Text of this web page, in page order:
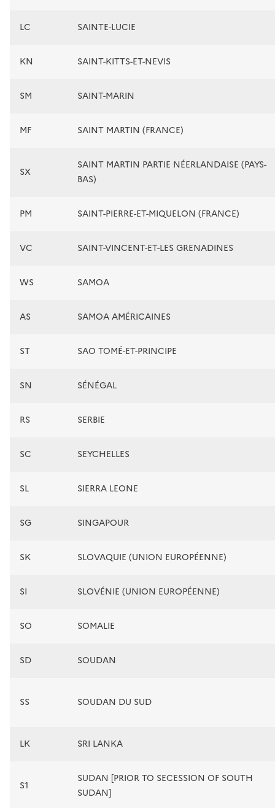
LC SAINTE-LUCIE
KN SAINT-KITTS-ET-NEVIS
SM SAINT-MARIN
MF SAINT MARTIN (FRANCE)
SX
SAINT MARTIN PARTIE NÉERLANDAISE (PAYS-
BAS)
PM SAINT-PIERRE-ET-MIQUELON (FRANCE)
VC SAINT-VINCENT-ET-LES GRENADINES
WS SAMOA
AS SAMOA AMÉRICAINES
ST SAO TOMÉ-ET-PRINCIPE
SN SÉNÉGAL
RS SERBIE
SC SEYCHELLES
SL SIERRA LEONE
SG SINGAPOUR
SK SLOVAQUIE (UNION EUROPÉENNE)
SI SLOVÉNIE (UNION EUROPÉENNE)
SO SOMALIE
SD SOUDAN
SS SOUDAN DU SUD
LK SRI LANKA
S1
SUDAN [PRIOR TO SECESSION OF SOUTH
SUDAN]